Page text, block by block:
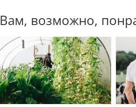
Вам, возможно,